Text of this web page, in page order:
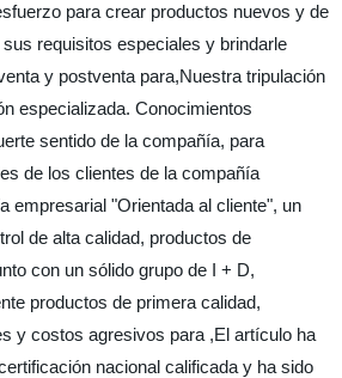
para crear productos nuevos y de
requisitos especiales y brindarle
y postventa para,Nuestra tripulación
especializada. Conocimientos
sentido de la compañía, para
de los clientes de la compañía
empresarial "Orientada al cliente", un
de alta calidad, productos de
con un sólido grupo de I + D,
productos de primera calidad,
y costos agresivos para ,El artículo ha
nacional calificada y ha sido